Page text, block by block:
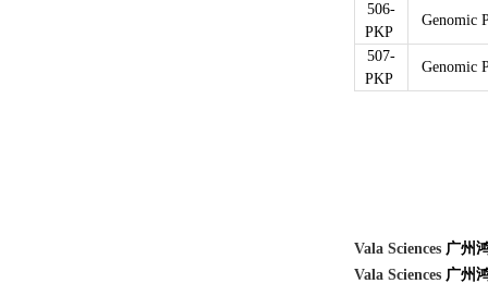
506-
PKP
Genomic
507-
PKP
Genomic
Vala Sciences 广州
Vala Sciences 广州